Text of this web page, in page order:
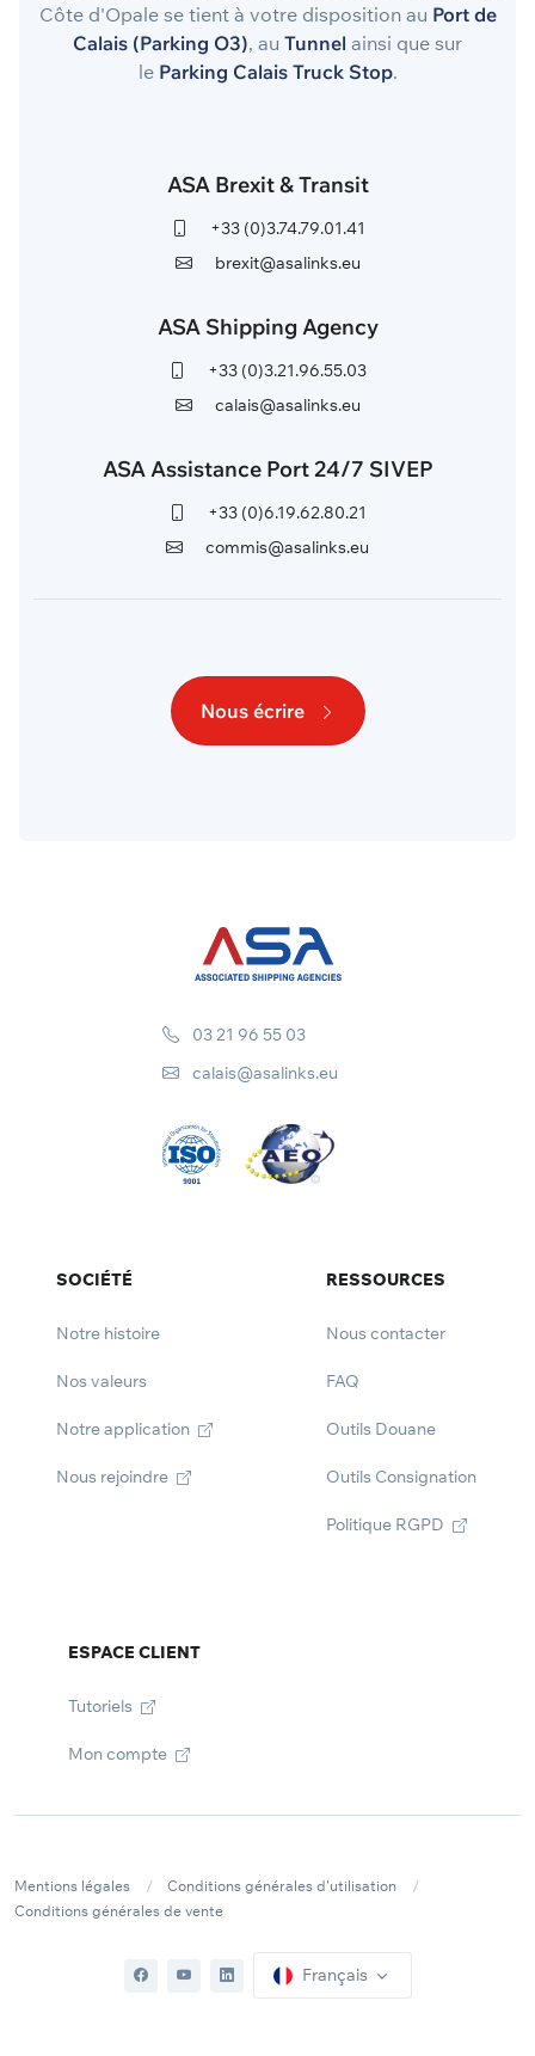
Côte d'Opale se tient à votre disposition au Port de
Calais (Parking O3), au Tunnel ainsi que sur
le Parking Calais Truck Stop.
ASA Brexit & Transit
+33 (0)3.74.79.01.41
brexit@asalinks.eu
ASA Shipping Agency
+33 (0)3.21.96.55.03
calais@asalinks.eu
ASA Assistance Port 24/7 SIVEP
+33 (0)6.19.62.80.21
commis@asalinks.eu
Nous écrire
03 21 96 55 03
calais@asalinks.eu
SOCIÉTÉ
Notre histoire
Nos valeurs
Notre application
Nous rejoindre
RESSOURCES
Nous contacter
FAQ
Outils Douane
Outils Consignation
Politique RGPD
ESPACE CLIENT
Tutoriels
Mon compte
Mentions légales
Conditions générales d'utilisation
Conditions générales de vente
Français